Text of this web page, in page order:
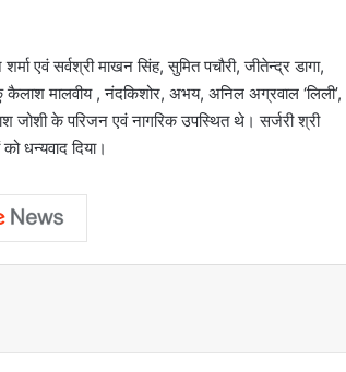
एवं सर्वश्री माखन सिंह, सुमित पचौरी, जीतेन्द्र डागा,
कैलाश मालवीय , नंदकिशोर, अभय, अनिल अग्रवाल ‘लिली’,
जोशी के परिजन एवं नागरिक उपस्थित थे। सर्जरी श्री
धन्यवाद दिया।